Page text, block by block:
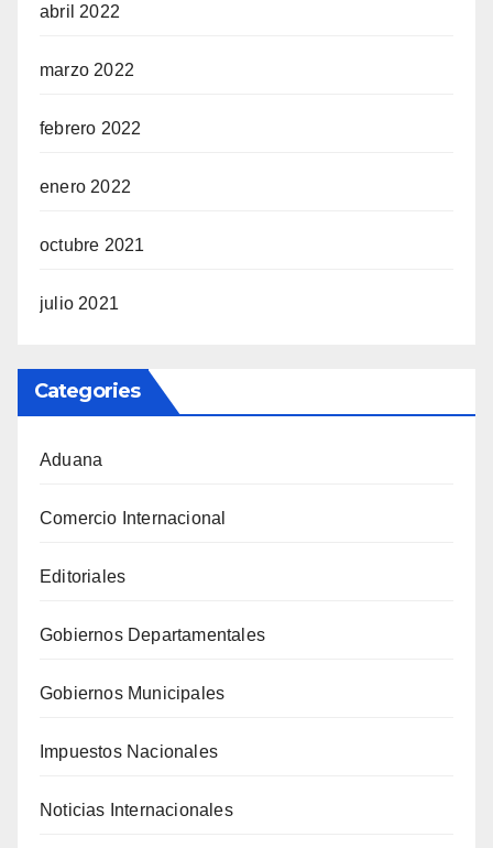
abril 2022
marzo 2022
febrero 2022
enero 2022
octubre 2021
julio 2021
Categories
Aduana
Comercio Internacional
Editoriales
Gobiernos Departamentales
Gobiernos Municipales
Impuestos Nacionales
Noticias Internacionales